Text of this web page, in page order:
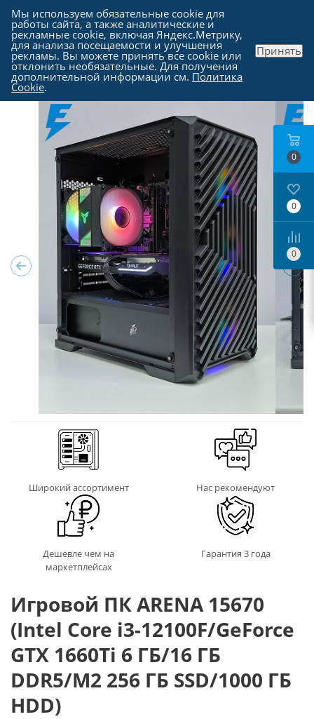
Каталог
Широкий ассортимент Нас рекомендуют
Дешевле чем на
маркетплейсах
Гарантия 3 года
Игровой ПК ARENA 15670
(Intel Core i3-12100F/GeForce
GTX 1660Ti 6 ГБ/16 ГБ
DDR5/M2 256 ГБ SSD/1000 ГБ
HDD)
0
0
0
Мы используем обязательные cookie для
работы сайта, а также аналитические и
рекламные cookie, включая Яндекс.Метрику,
для анализа посещаемости и улучшения
рекламы. Вы можете принять все cookie или
отклонить необязательные. Для получения
дополнительной информации см. Политика
Cookie.
Принять